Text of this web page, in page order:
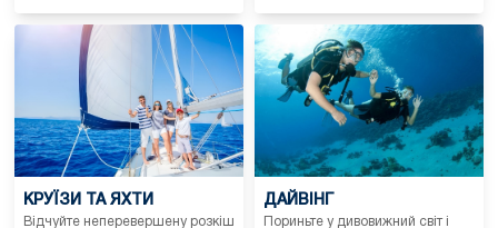
КРУЇЗИ ТА ЯХТИ
Відчуйте неперевершену розкіш
ДАЙВІНГ
Пориньте у дивовижний світ і